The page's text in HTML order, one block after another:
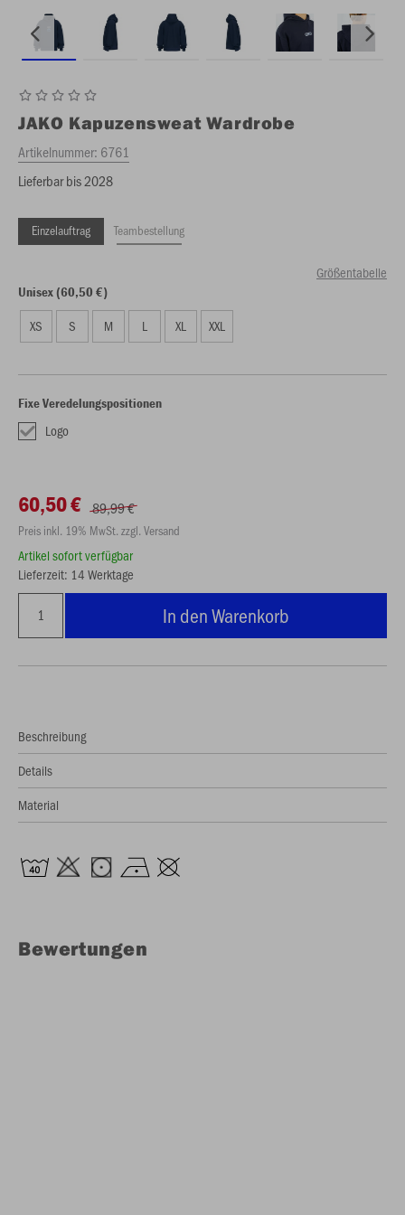
JAKO Kapuzensweat Wardrobe
Artikelnummer: 6761
Lieferbar bis 2028
Einzelauftrag Teambestellung
Größentabelle
Unisex (60,50 €)
XS S M L XL XXL
Fixe Veredelungspositionen
Logo
60,50 € 89,99 €
Preis inkl. 19% MwSt. zzgl. Versand
Artikel sofort verfügbar
Lieferzeit: 14 Werktage
In den Warenkorb
Beschreibung
Details
Material
Bewertungen